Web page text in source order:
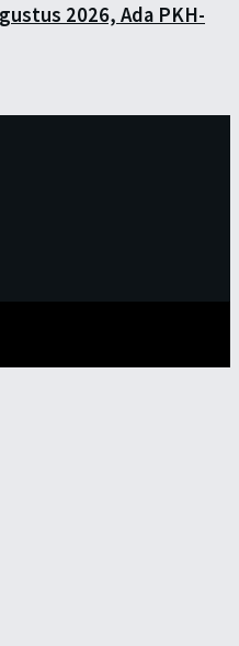
2026, Ada PKH-